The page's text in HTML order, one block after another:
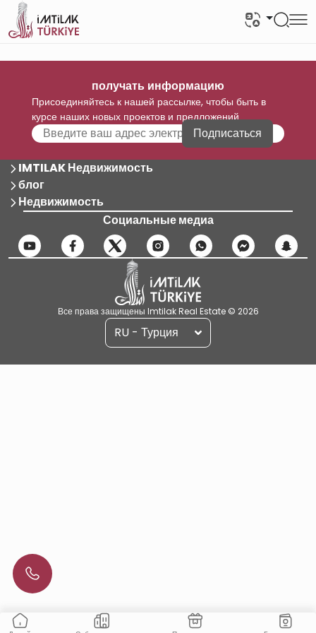
получать информацию
Присоединяйтесь к нашей рассылке, чтобы быть в
курсе наших новых проектов и предложений
Подписаться
IMTILAK Недвижимость
блог
Недвижимость
Социальные медиа
Все права защищены Imtilak Real Estate © 2026
RU - Турция